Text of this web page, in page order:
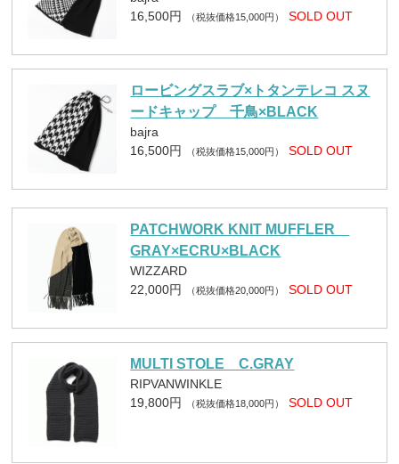
16,500円
（税抜価格15,000円） SOLD OUT
ロービングスラブ×トタンテレコ スヌ
ードキャップ 千鳥×BLACK
bajra
16,500円
（税抜価格15,000円） SOLD OUT
PATCHWORK KNIT MUFFLER
GRAY×ECRU×BLACK
WIZZARD
22,000円
（税抜価格20,000円） SOLD OUT
MULTI STOLE C.GRAY
RIPVANWINKLE
19,800円
（税抜価格18,000円） SOLD OUT